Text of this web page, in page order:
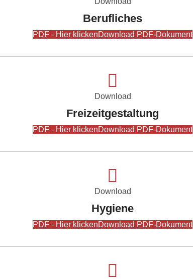
Berufliches
PDF - Hier klickenDownload PDF-Dokument
Download
Freizeitgestaltung
PDF - Hier klickenDownload PDF-Dokument
Download
Hygiene
PDF - Hier klickenDownload PDF-Dokument